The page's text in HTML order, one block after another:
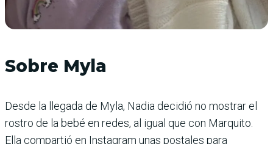
Sobre Myla
Desde la llegada de Myla, Nadia decidió no mostrar el
rostro de la bebé en redes, al igual que con Marquito.
Ella compartió en Instagram unas postales para